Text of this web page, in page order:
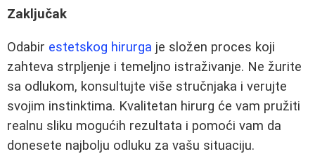
Zaključak
Odabir estetskog hirurga je složen proces koji
zahteva strpljenje i temeljno istraživanje. Ne žurite
sa odlukom, konsultujte više stručnjaka i verujte
svojim instinktima. Kvalitetan hirurg će vam pružiti
realnu sliku mogućih rezultata i pomoći vam da
donesete najbolju odluku za vašu situaciju.